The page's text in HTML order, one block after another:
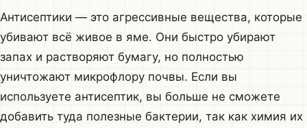
Антисептики — это агрессивные вещества, которые
убивают всё живое в яме. Они быстро убирают
запах и растворяют бумагу, но полностью
уничтожают микрофлору почвы. Если вы
используете антисептик, вы больше не сможете
добавить туда полезные бактерии, так как химия их